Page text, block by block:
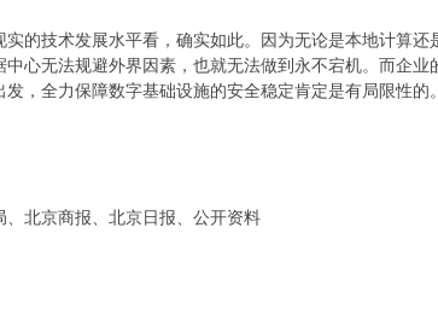
的技术发展水平看，确实如此。因为无论是本地计算
心无法规避外界因素，也就无法做到永不宕机。而企
，全力保障数字基础设施的安全稳定肯定是有局限性的。
北京商报、北京日报、公开资料